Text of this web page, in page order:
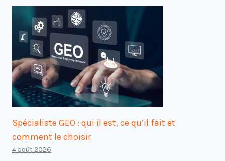
Spécialiste GEO : qui il est, ce qu’il fait et
comment le choisir
4 août 2026